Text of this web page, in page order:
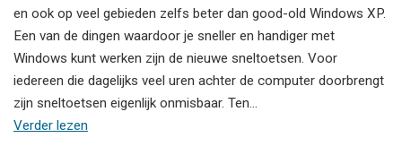
en ook op veel gebieden zelfs beter dan good-old Windows XP.
Een van de dingen waardoor je sneller en handiger met
Windows kunt werken zijn de nieuwe sneltoetsen. Voor
iedereen die dagelijks veel uren achter de computer doorbrengt
zijn sneltoetsen eigenlijk onmisbaar. Ten…
Verder lezen